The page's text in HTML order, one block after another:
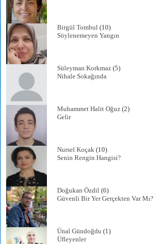
Birgül Tombul (10)
Söylenemeyen Yangın
Süleyman Korkmaz (5)
Nihale Sokağında
Muhammet Halit Oğuz (2)
Gelir
Nursel Koçak (10)
Senin Rengin Hangisi?
Doğukan Özdil (6)
Güvenli Bir Yer Gerçekten Var Mı?
Ünal Gündoğdu (1)
Üfleyenler